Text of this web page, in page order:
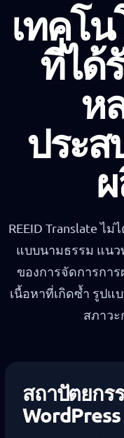
เทคโ
ที่ได้
ห
ประ
REEID Translate ไ
แบบนามธรรม แน
ของการจัดการกา
เนื้อหาที่เกิดซ้ำ รูปแ
สภาวะ
สถาปัตยกร
WordPress